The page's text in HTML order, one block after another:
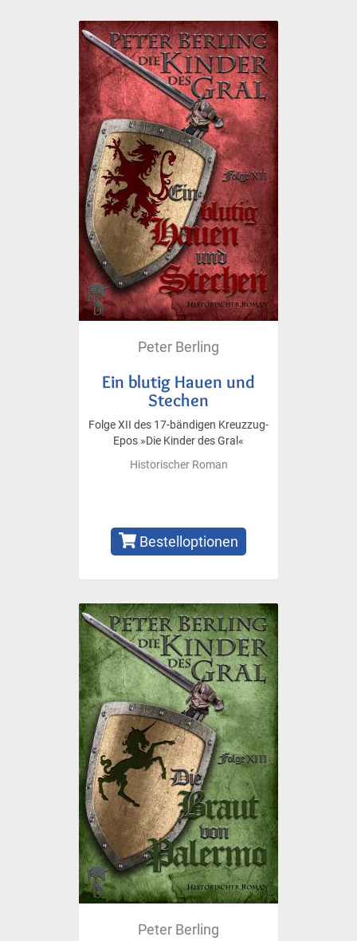
Peter Berling
Ein blutig Hauen und
Stechen
Folge XII des 17-bändigen Kreuzzug-
Epos »Die Kinder des Gral«
Historischer Roman
Bestelloptionen
Peter Berling